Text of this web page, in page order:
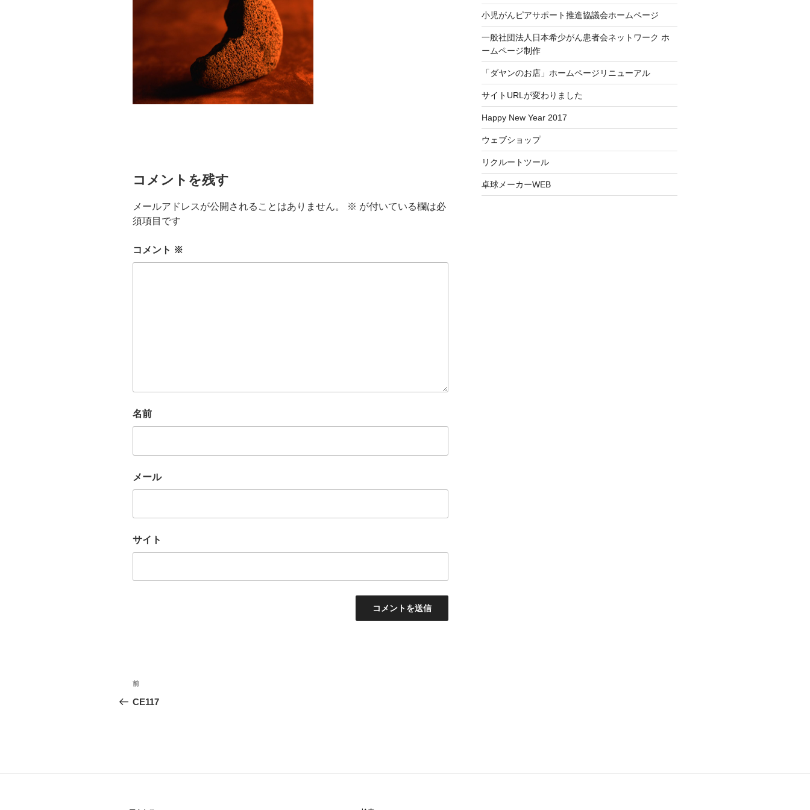
コメントを残す
メールアドレスが公開されることはありません。 ※ が付いている欄は必
須項目です
コメント ※
名前
メール
サイト
投
稿
前
の
前
CE117
小児がんピアサポート推進協議会ホームページ
一般社団法人日本希少がん患者会ネットワーク ホ
ームページ制作
「ダヤンのお店」ホームページリニューアル
サイトURLが変わりました
Happy New Year 2017
ウェブショップ
リクルートツール
卓球メーカーWEB